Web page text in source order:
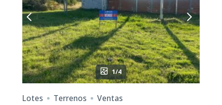
1/4
Lotes Terrenos
Ventas